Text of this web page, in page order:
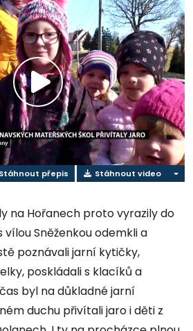
Play
Video
Stáhnout přepis Stáhnout video
na Hořanech proto vyrazily do
Sněženkou odemkli a
poznávali jarní kytičky,
poskládali s klacíků a
byl na důkladné jarní
duchu přivítali jaro i děti z